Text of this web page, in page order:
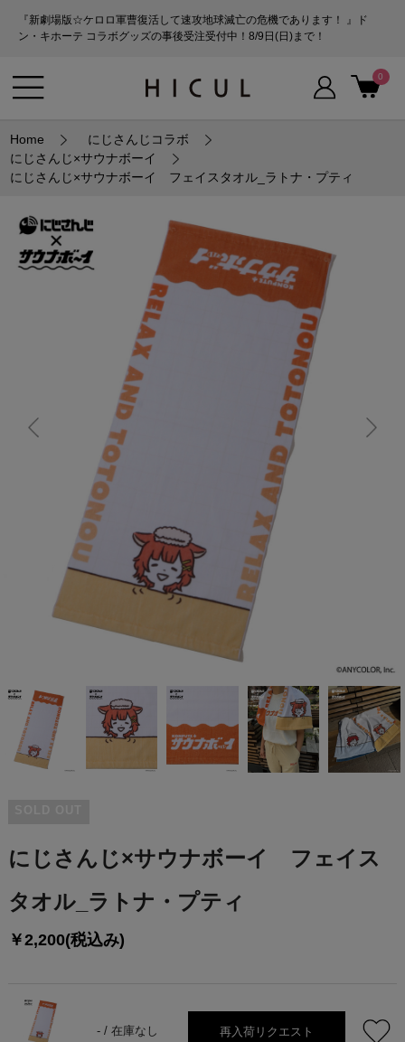
『新劇場版☆ケロロ軍曹復活して速攻地球滅亡の危機であります！ 』ド
ン・キホーテ コラボグッズの事後受注受付中！8/9日(日)まで！
0
Home
にじさんじコラボ
にじさんじ×サウナボーイ
にじさんじ×サウナボーイ フェイスタオル_ラトナ・プティ
にじさんじ×サウナボーイ フェイス
タオル_ラトナ・プティ
￥2,200(税込み)
- /在庫なし 再入荷リクエスト